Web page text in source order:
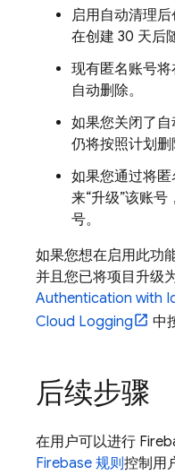
启用自动清理
在创建 30 天后
现有匿名账号
自动删除。
如果您关闭了
仍将按照计划删
如果您通过将
来“升级”该账
号。
如果您想在启用此功
并且您已将项目升级
Authentication with
Cloud Logging
中
后续步骤
在用户可以进行
Firebase 规则控制用